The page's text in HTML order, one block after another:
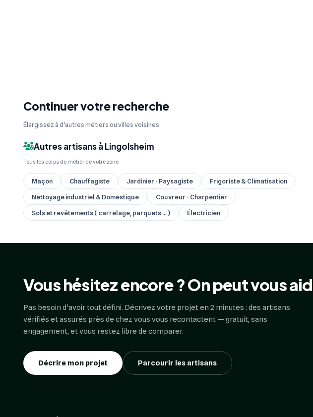
Continuer votre recherche
Élargissez à d'autres métiers ou villes voisines
Autres artisans à Lingolsheim
Tous les corps de métier de votre zone
Maçon Chauffagiste Jardinier - Paysagiste
Frigoriste & Climatisation
Nettoyage industriel & Domestique
Couvreur - Charpentier
Sols et revêtements ( carrelage, parquets ... )
Électricien
Vous hésitez encore ? On peut vous
Pas besoin d'avoir tout défini. Décrivez votre projet en 2 minutes : des artisans
vérifiés et assurés près de chez vous vous recontactent — gratuit, sans
engagement, et vous restez libre de comparer.
Décrire mon projet Parcourir les artisans